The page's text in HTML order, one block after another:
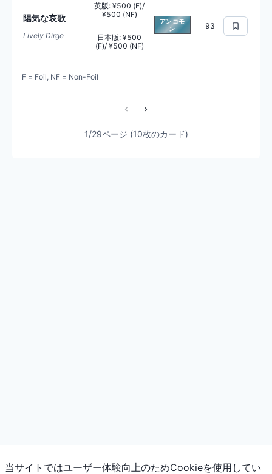
陽気な哀歌
Lively Dirge
英版: ¥500 (F)/
¥500 (NF)
日本版: ¥500
(F)/ ¥500 (NF)
アンコモ
ン
93
F = Foil, NF = Non-Foil
1/29ページ (10枚のカード)
当サイトではユーザー体験向上のためCookieを使用してい